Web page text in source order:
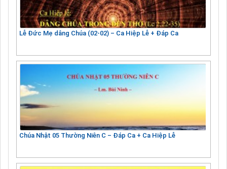
Lễ Đức Mẹ dâng Chúa (02-02) – Ca Hiệp Lễ + Đáp Ca
Chúa Nhật 05 Thường Niên C – Đáp Ca + Ca Hiệp Lễ